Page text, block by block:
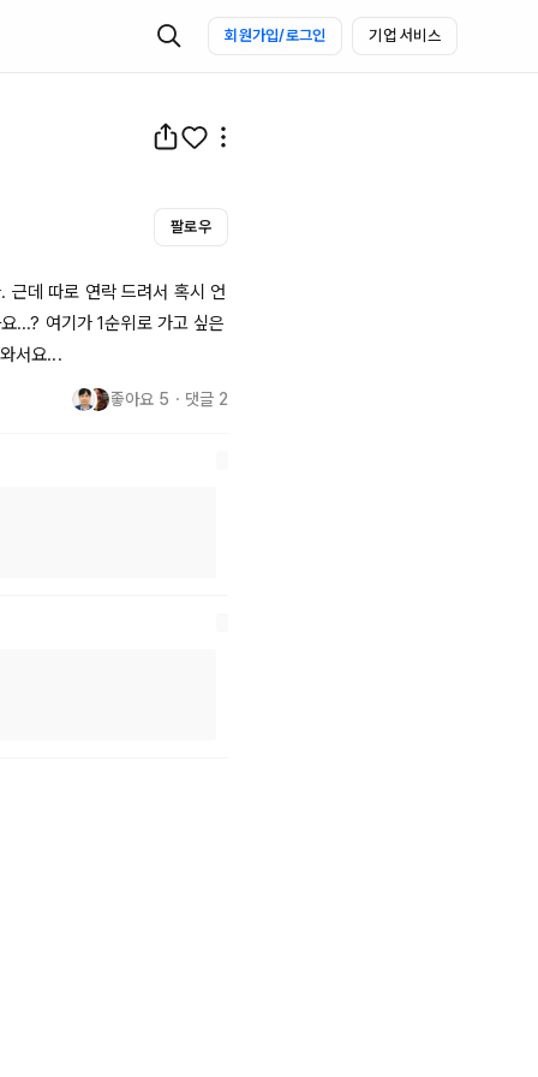
회원가입/로그인 기업 서비스
팔로우
근데 따로 연락 드려서 혹시 언
요...? 여기가 1순위로 가고 싶은
서요...
좋아요 5 ・ 댓글 2